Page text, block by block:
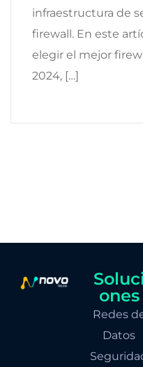
infraestructura de
firewall. En este
elegir el mejor
2024, […]
ones
Redes
Datos